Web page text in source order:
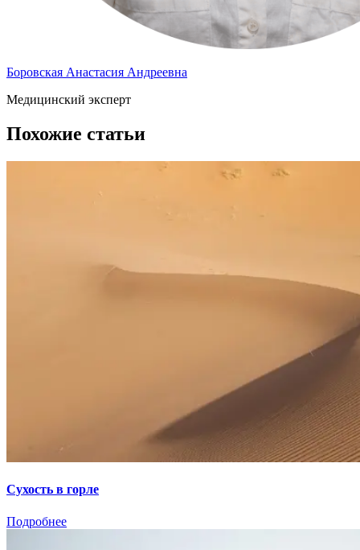
Боровская Анастасия Андреевна
Медицинский эксперт
Похожие статьи
Сухость в горле
Подробнее